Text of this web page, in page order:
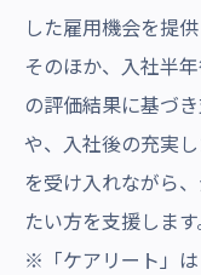
した雇用機会を提供
そのほか、入社半
の評価結果に基づ
や、入社後の充実
を受け入れながら
たい方を支援します
※「ケアリート」